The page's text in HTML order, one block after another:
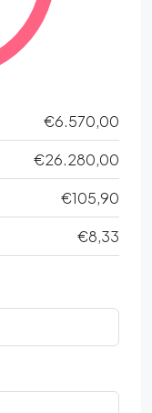
€6.570,00
€26.280,00
€105,90
€8,33